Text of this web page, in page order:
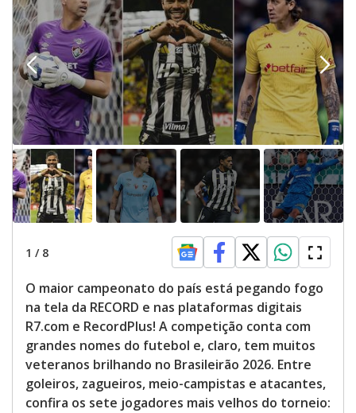
1 / 8
O maior campeonato do país está pegando fogo
na tela da RECORD e nas plataformas digitais
R7.com e RecordPlus! A competição conta com
grandes nomes do futebol e, claro, tem muitos
veteranos brilhando no Brasileirão 2026. Entre
goleiros, zagueiros, meio-campistas e atacantes,
confira os sete jogadores mais velhos do torneio: